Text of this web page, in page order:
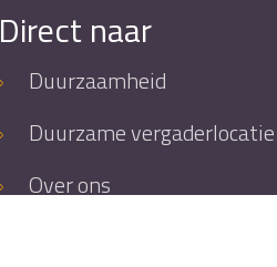
Direct naar
Duurzaamheid
Duurzame vergaderlocatie
Over ons